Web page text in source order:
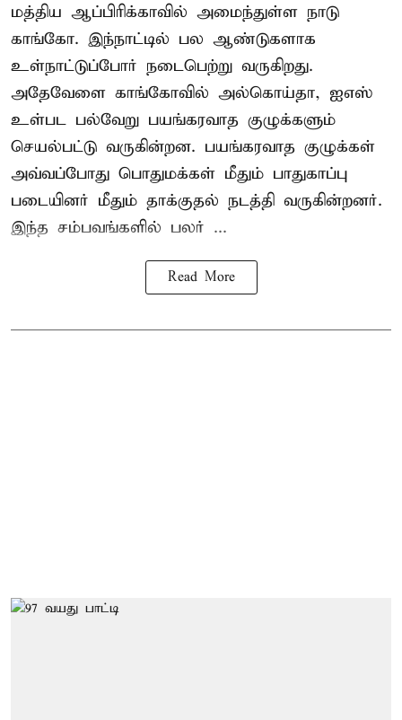
மத்திய ஆப்பிரிக்காவில் அமைந்துள்ள நாடு
காங்கோ. இந்நாட்டில் பல ஆண்டுகளாக
உள்நாட்டுப்போர் நடைபெற்று வருகிறது.
அதேவேளை காங்கோவில் அல்கொய்தா, ஐஎஸ்
உள்பட பல்வேறு பயங்கரவாத குழுக்களும்
செயல்பட்டு வருகின்றன. பயங்கரவாத குழுக்கள்
அவ்வப்போது பொதுமக்கள் மீதும் பாதுகாப்பு
படையினர் மீதும் தாக்குதல் நடத்தி வருகின்றனர்.
இந்த சம்பவங்களில் பலர் ...
Read More